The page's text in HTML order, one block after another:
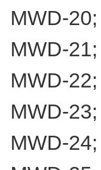
MWD-
MWD-
MWD-
MWD-
MWD-